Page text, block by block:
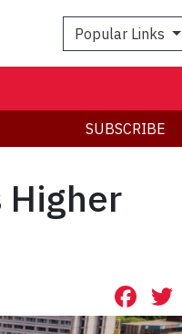
Popular Links
SUBSCRIBE
Higher